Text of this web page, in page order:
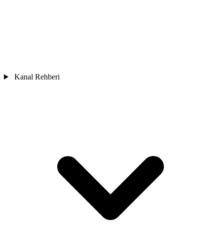
Kanal Rehberi